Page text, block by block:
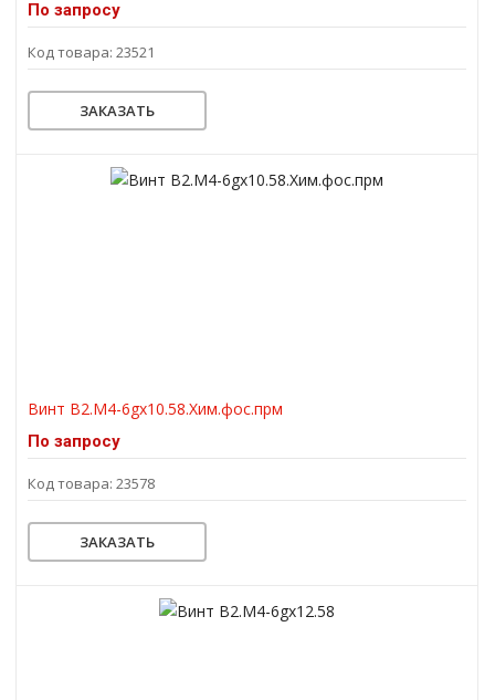
По запросу
Код товара: 23521
ЗАКАЗАТЬ
Винт В2.М4-6gх10.58.Хим.фос.прм
По запросу
Код товара: 23578
ЗАКАЗАТЬ